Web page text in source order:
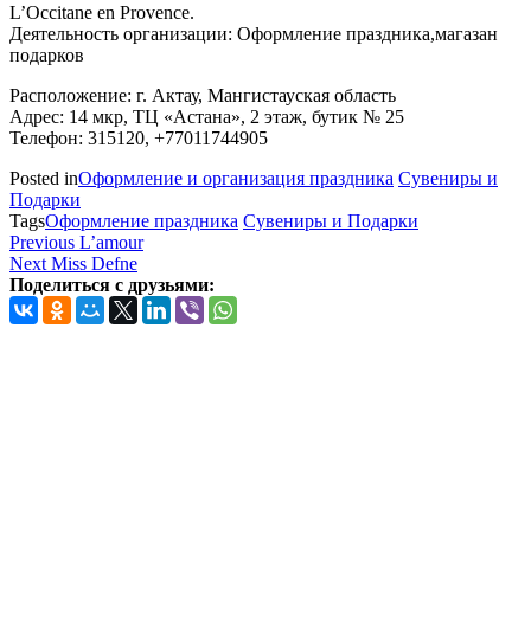
L’Occitane en Provence.
Деятельность организации: Оформление праздника,магазан
подарков
Расположение: г. Актау, Мангистауская область
Адрес: 14 мкр, ТЦ «Астана», 2 этаж, бутик № 25
Телефон: 315120, +77011744905
Posted inОформление и организация праздника Сувениры и
Подарки
TagsОформление праздника Сувениры и Подарки
Навигация
по
записям
Previous
Post
Previous L’amour
Next
Post
Next Miss Defne
Поделиться с друзьями: